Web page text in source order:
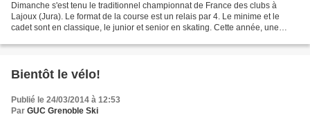
Dimanche s'est tenu le traditionnel championnat de France des clubs à
Lajoux (Jura). Le format de la course est un relais par 4. Le minime et le
cadet sont en classique, le junior et senior en skating. Cette année, une
Bientôt le vélo!
Publié le 24/03/2014 à 12:53
Par GUC Grenoble Ski